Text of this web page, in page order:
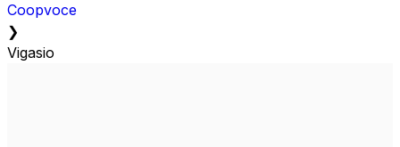
Coopvoce
❯
Vigasio